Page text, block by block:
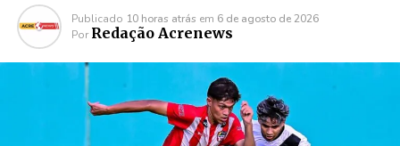
Publicado 10 horas atrás em 6 de agosto de 2026
Por Redação Acrenews